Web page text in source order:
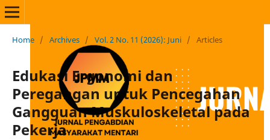
Home / Archives / Vol. 2 No. 11 (2026): Juni / Articles
Edukasi Ergonomi dan
Peregangan untuk Pencegahan
Gangguan Muskuloskeletal pada
Pekerja